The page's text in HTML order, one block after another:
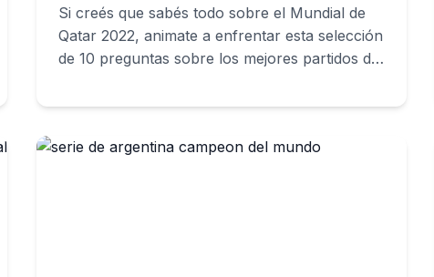
Si creés que sabés todo sobre el Mundial de
Qatar 2022, animate a enfrentar esta selección
de 10 preguntas sobre los mejores partidos de